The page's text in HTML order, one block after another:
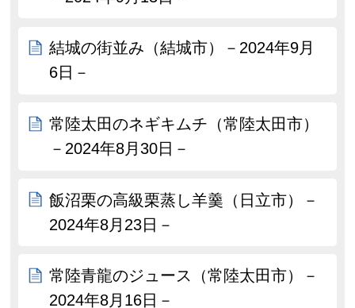
結城の街並み（結城市）－2024年9月
6日－
常陸太田のネギキムチ（常陸太田市）
－2024年8月30日－
飯沼栗の高級栗蒸し羊羹（日立市）－
2024年8月23日－
常陸青龍のジュース（常陸太田市）－
2024年8月16日－